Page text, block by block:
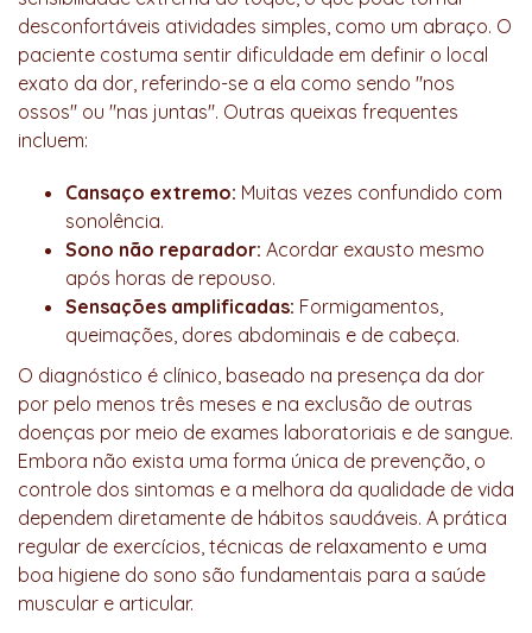
desconfortáveis atividades simples, como um abraço. O
paciente costuma sentir dificuldade em definir o local
exato da dor, referindo-se a ela como sendo "nos
ossos" ou "nas juntas". Outras queixas frequentes
incluem:
Cansaço extremo: Muitas vezes confundido com
sonolência.
Sono não reparador: Acordar exausto mesmo
após horas de repouso.
Sensações amplificadas: Formigamentos,
queimações, dores abdominais e de cabeça.
O diagnóstico é clínico, baseado na presença da dor
por pelo menos três meses e na exclusão de outras
doenças por meio de exames laboratoriais e de sangue.
Embora não exista uma forma única de prevenção, o
controle dos sintomas e a melhora da qualidade de vida
dependem diretamente de hábitos saudáveis. A prática
regular de exercícios, técnicas de relaxamento e uma
boa higiene do sono são fundamentais para a saúde
muscular e articular.